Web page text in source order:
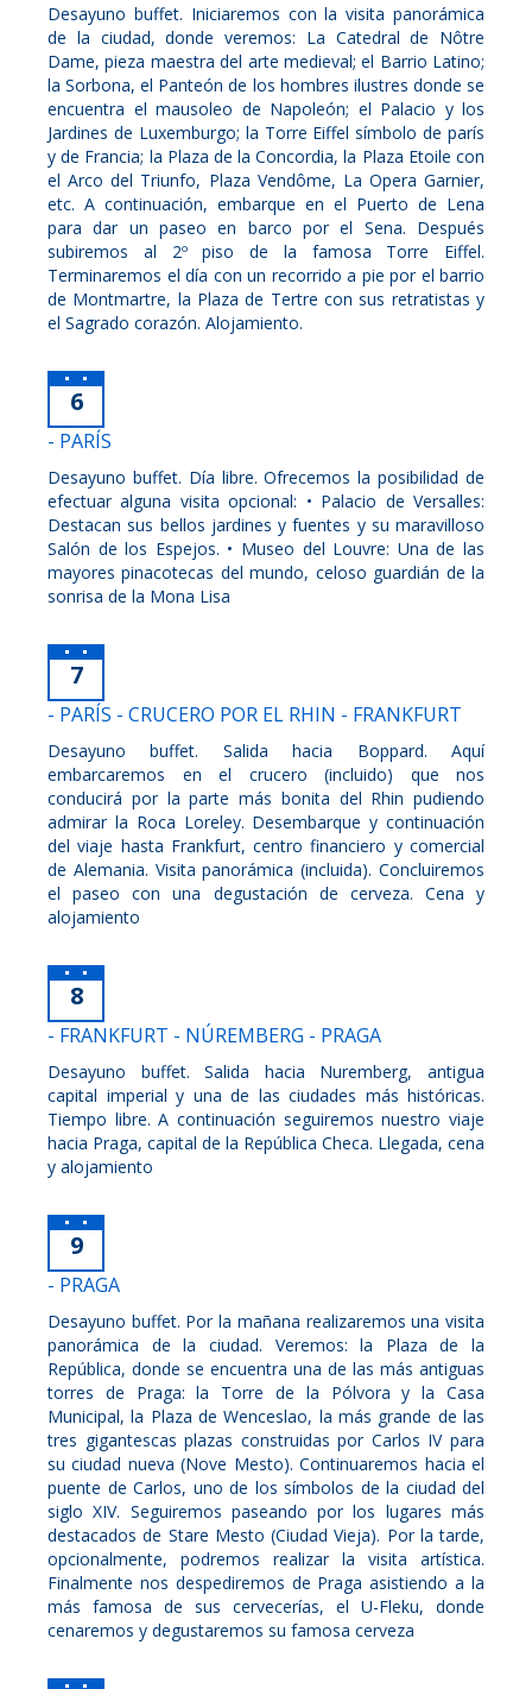
Desayuno buffet. Iniciaremos con la visita panorámica
de la ciudad, donde veremos: La Catedral de Nôtre
Dame, pieza maestra del arte medieval; el Barrio Latino;
la Sorbona, el Panteón de los hombres ilustres donde se
encuentra el mausoleo de Napoleón; el Palacio y los
Jardines de Luxemburgo; la Torre Eiffel símbolo de parís
y de Francia; la Plaza de la Concordia, la Plaza Etoile con
el Arco del Triunfo, Plaza Vendôme, La Opera Garnier,
etc. A continuación, embarque en el Puerto de Lena
para dar un paseo en barco por el Sena. Después
subiremos al 2º piso de la famosa Torre Eiffel.
Terminaremos el día con un recorrido a pie por el barrio
de Montmartre, la Plaza de Tertre con sus retratistas y
el Sagrado corazón. Alojamiento.
6
- PARÍS
Desayuno buffet. Día libre. Ofrecemos la posibilidad de
efectuar alguna visita opcional: • Palacio de Versalles:
Destacan sus bellos jardines y fuentes y su maravilloso
Salón de los Espejos. • Museo del Louvre: Una de las
mayores pinacotecas del mundo, celoso guardián de la
sonrisa de la Mona Lisa
7
- PARÍS - CRUCERO POR EL RHIN - FRANKFURT
Desayuno buffet. Salida hacia Boppard. Aquí
embarcaremos en el crucero (incluido) que nos
conducirá por la parte más bonita del Rhin pudiendo
admirar la Roca Loreley. Desembarque y continuación
del viaje hasta Frankfurt, centro financiero y comercial
de Alemania. Visita panorámica (incluida). Concluiremos
el paseo con una degustación de cerveza. Cena y
alojamiento
8
- FRANKFURT - NÚREMBERG - PRAGA
Desayuno buffet. Salida hacia Nuremberg, antigua
capital imperial y una de las ciudades más históricas.
Tiempo libre. A continuación seguiremos nuestro viaje
hacia Praga, capital de la República Checa. Llegada, cena
y alojamiento
9
- PRAGA
Desayuno buffet. Por la mañana realizaremos una visita
panorámica de la ciudad. Veremos: la Plaza de la
República, donde se encuentra una de las más antiguas
torres de Praga: la Torre de la Pólvora y la Casa
Municipal, la Plaza de Wenceslao, la más grande de las
tres gigantescas plazas construidas por Carlos IV para
su ciudad nueva (Nove Mesto). Continuaremos hacia el
puente de Carlos, uno de los símbolos de la ciudad del
siglo XIV. Seguiremos paseando por los lugares más
destacados de Stare Mesto (Ciudad Vieja). Por la tarde,
opcionalmente, podremos realizar la visita artística.
Finalmente nos despediremos de Praga asistiendo a la
más famosa de sus cervecerías, el U-Fleku, donde
cenaremos y degustaremos su famosa cerveza